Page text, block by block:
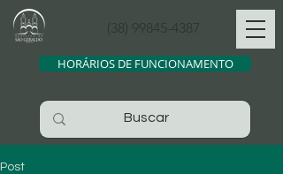
(38) 99845-4387
HORÁRIOS DE FUNCIONAMENTO
Post